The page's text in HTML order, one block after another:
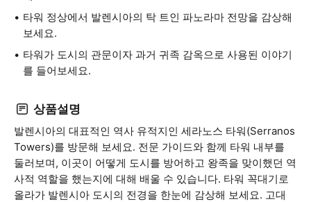
타워 정상에서 발렌시아의 탁 트인 파노라마 전망을 감상해
보세요.
타워가 도시의 관문이자 과거 귀족 감옥으로 사용된 이야기
를 들어보세요.
상품설명
발렌시아의 대표적인 역사 유적지인 세라노스 타워(Serranos
Towers)를 방문해 보세요. 전문 가이드와 함께 타워 내부를
둘러보며, 이곳이 어떻게 도시를 방어하고 왕족을 맞이했던 역
사적 역할을 했는지에 대해 배울 수 있습니다. 타워 꼭대기로
올라가 발렌시아 도시의 전경을 한눈에 감상해 보세요. 고대